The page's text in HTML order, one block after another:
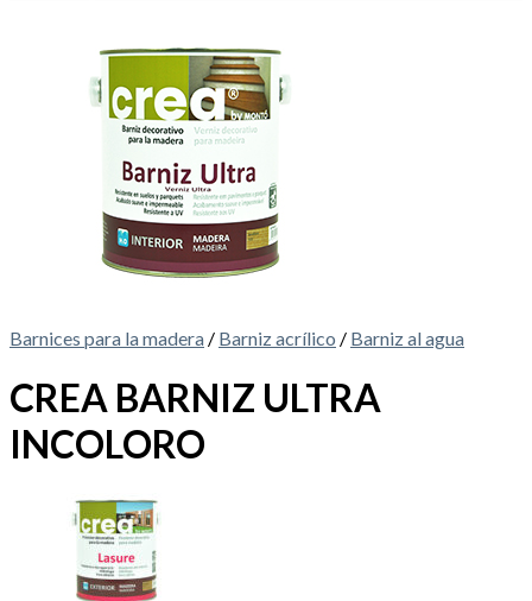
Barnices para la madera / Barniz acrílico / Barniz al agua
CREA BARNIZ ULTRA
INCOLORO